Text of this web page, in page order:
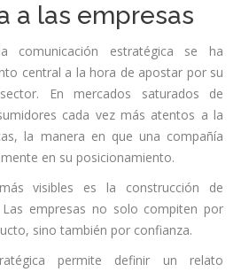
a las empresas
comunicación estratégica se ha
central a la hora de apostar por su
En mercados saturados de
cada vez más atentos a la
la manera en que una compañía
en su posicionamiento.
visibles es la construcción de
empresas no solo compiten por
sino también por confianza.
permite definir un relato